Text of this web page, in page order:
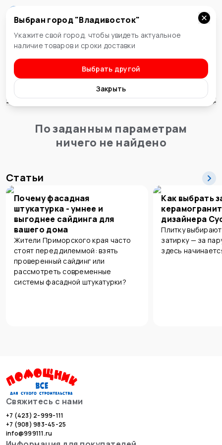
Владивосток
Выбран город "Владивосток"
Укажите свой город, чтобы увидеть актуальное
наличие товаров и сроки доставки
Выбрать другой
Закрыть
Древесно-плитный материал
ДСП
Сортировка
По заданным параметрам
ничего не найдено
Статьи
Почему фасадная
штукатурка - умнее и
выгоднее сайдинга для
вашего дома
Жители Приморского края часто
стоят перед дилеммой: взять
проверенный сайдинг или
рассмотреть современные
системы фасадной штукатурки?
Как выбрать
дизайнера
Плитку
затирку — за
здесь
Свяжитесь с нами
+7 (423) 2-999-111
+7 (908) 983-45-25
info@999111.ru